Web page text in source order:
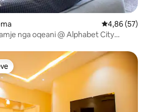
Vlerësimi
4,86 (57)
nga oqeani @ Alphabet City